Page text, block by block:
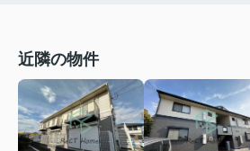
近隣の物件